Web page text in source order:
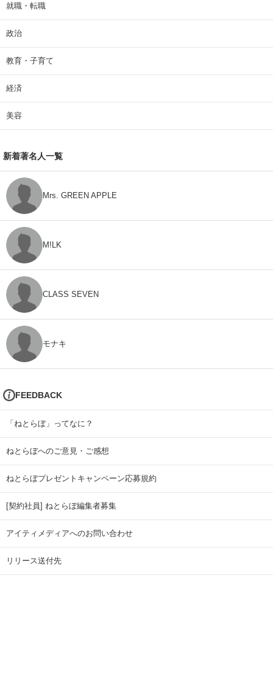
就職・転職
政治
教育・子育て
経済
美容
新着著名人一覧
Mrs. GREEN APPLE
M!LK
CLASS SEVEN
モナキ
FEEDBACK
「ねとらぼ」ってなに？
ねとらぼへのご意見・ご感想
ねとらぼプレゼントキャンペーン応募規約
[契約社員] ねとらぼ編集者募集
アイティメディアへのお問い合わせ
リリース送付先